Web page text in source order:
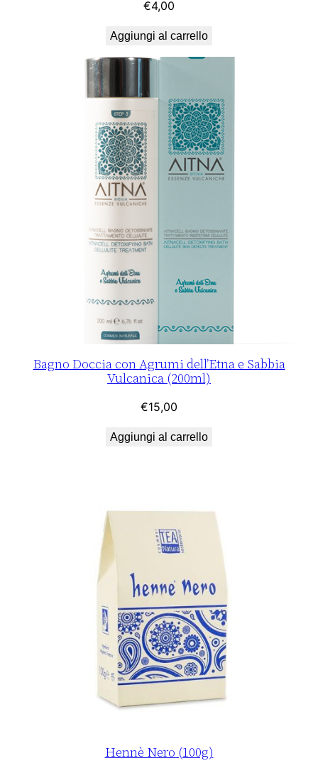
€4,00
Aggiungi al carrello
Bagno Doccia con Agrumi dell’Etna e Sabbia
Vulcanica (200ml)
€15,00
Aggiungi al carrello
Hennè Nero (100g)